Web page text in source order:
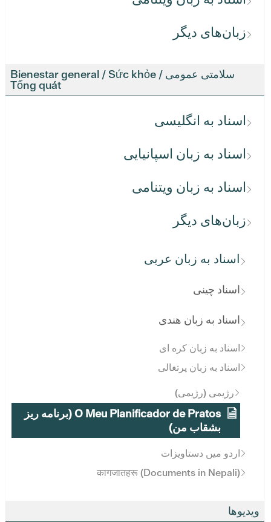
زبان‌های دیگر
سلامتی عمومی / Bienestar general / Sức khỏe
Tổng quát
اسناد به انگلیسی
اسناد به زبان اسپانیایی
اسناد به زبان ویتنامی
زبان‌های دیگر
اسناد به زبان عربی
اسناد چینی
اسناد به زبان هندی
اسناد به زبان کره ای
اسناد به زبان پرتغالی
رژیمی (رژیمی)
O Meu Planificador de Pratos (برنامه ریز
بشقاب من)
اردو میں دستاویزات
कागजातहरू (Documents in Nepali)
ویدیوها